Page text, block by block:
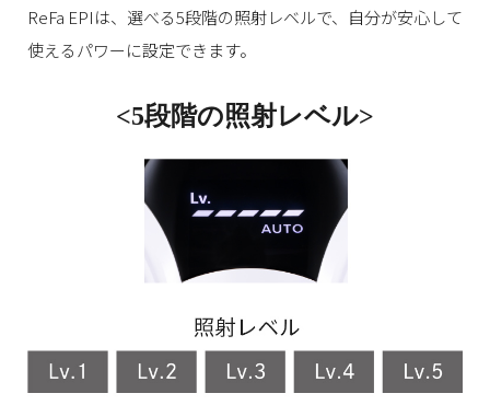
ReFa EPIは、選べる5段階の照射レベルで、自分が安心して
使えるパワーに設定できます。
<5段階の照射レベル>